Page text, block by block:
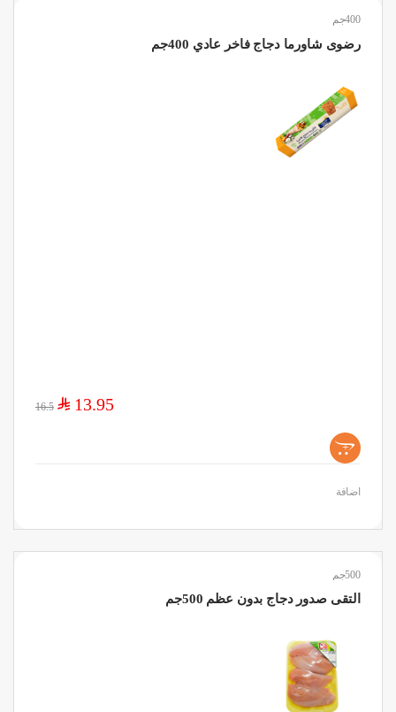
400جم
رضوى شاورما دجاج فاخر عادي 400جم
13.95
$
16.5
+
اضافة
500جم
التقى صدور دجاج بدون عظم 500جم